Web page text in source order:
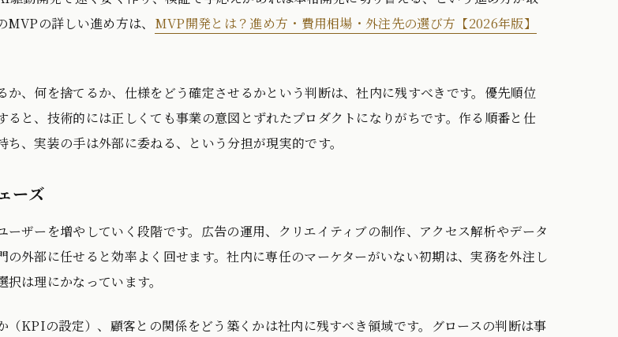
の詳しい進め方は、 MVP開発とは？進め方・費用相場・外注先の選び方【2026年版】
か、何を捨てるか、仕様をどう確定させるかという判断は、社内に残すべきです。優先順位
ると、技術的には正しくても事業の意図とずれたプロダクトになりがちです。作る順番と仕
、実装の手は外部に委ねる、という分担が現実的です。
ーズ
ーザーを増やしていく段階です。広告の運用、クリエイティブの制作、アクセス解析やデータ
の外部に任せると効率よく回せます。社内に専任のマーケターがいない初期は、実務を外注し
は理にかなっています。
（KPIの設定）、顧客との関係をどう築くかは社内に残すべき領域です。グロースの判断は事